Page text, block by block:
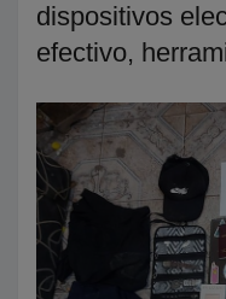
dispositivos
efectivo,